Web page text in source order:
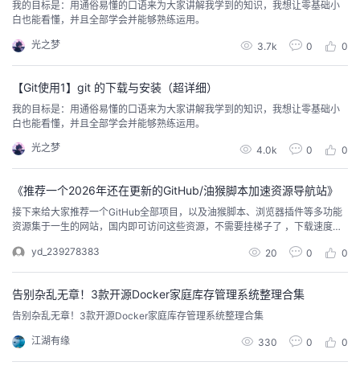
我的目标是：用通俗易懂的口语来为大家讲解我学到的知识，我想让零基础小
白也能看懂，并且全部学会并能够熟练运用。
光之梦 3.7k 0 0
【Git使用1】git 的下载与安装（超详细）
我的目标是：用通俗易懂的口语来为大家讲解我学到的知识，我想让零基础小
白也能看懂，并且全部学会并能够熟练运用。
光之梦 4.0k 0 0
《推荐一个2026年还在更新的GitHub/油猴脚本加速资源导航站》
接下来给大家推荐一个GitHub全部项目，以及油猴脚本、浏览器插件等多功能
资源集于一生的网站，国内即可访问这些资源，不需要挂梯子了 ，下载速度也
yd_239278383
20 0 0
告别杂乱无章！3款开源Docker家庭库存管理系统整理合集
告别杂乱无章！3款开源Docker家庭库存管理系统整理合集
江湖有缘 330 0 0